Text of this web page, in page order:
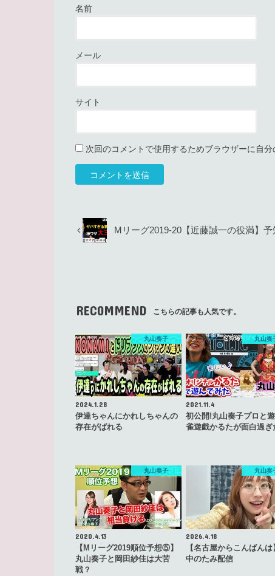
名前
メール
サイト
次回のコメントで使用するためブラウザーに自
Mリーグ2019-20【近藤誠一の役満】
RECOMMEND こちらの記事も人気です。
丸山奏子
2024.1.28
伊達ちゃんにかれしちゃんの
存在がばれる
丸山奏
2021.11.4
初公開!丸山奏子プロと
雀遊戯かるたが面白過ぎ
丸山奏子
2020.4.13
【Mリーグ2019順位予想⑤】
丸山奏子と岡田紗佳は大苦
戦？
丸山奏
2026.4.18
【名古屋からこんばんは
中のたみ配信